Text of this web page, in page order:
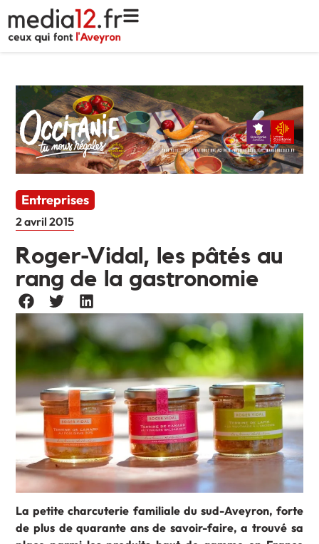
Entreprises
2 avril 2015
Roger-Vidal, les pâtés au
rang de la gastronomie
La petite charcuterie familiale du sud-Aveyron, forte
de plus de quarante ans de savoir-faire, a trouvé sa